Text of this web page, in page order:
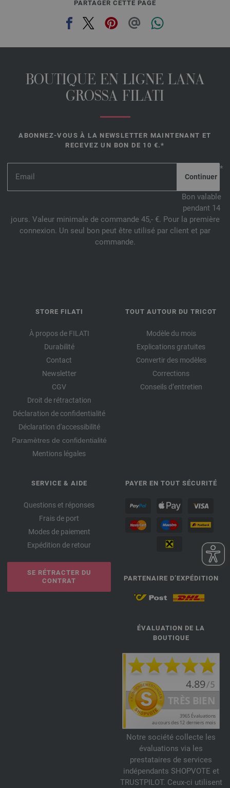
PARTAGER CETTE PAGE
BOUTIQUE EN LIGNE LANA
GROSSA FILATI
ABONNEZ-VOUS À LA NEWSLETTER MAINTENANT ET
RECEVEZ UN BON DE 10 €.*
*
Bon valable
pendant 14
jours. Valeur minimale de commande 45,- €. Pour la première
connexion. Un seul bon peut être utilisé par client et par
commande.
STORE FILATI
À propos de FILATI
Durabilité
Contact
Newsletter
CGV
Droit de rétractation
Déclaration de confidentialité
Déclaration d'accessibilité
Paramètres de confidentialité
Mentions légales
TOUT AUTOUR DU TRICOT
Modèle du mois
Explications gratuites
Convertir des modèles
Corrections
Conseils d’entretien
SERVICE & AIDE
Questions et réponses
Frais de port
Modes de paiement
Expédition de retour
SE RÉTRACTER DU
CONTRAT
PAYER EN TOUT SÉCURITÉ
PARTENAIRE D’EXPÉDITION
ÉVALUATION DE LA
BOUTIQUE
Notre société collecte les
évaluations via les
prestataires de services
indépendants SHOPVOTE et
TRUSTPILOT. Ceux-ci utilisent